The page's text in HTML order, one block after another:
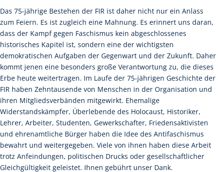
Das 75-jährige Bestehen der FIR ist daher nicht nur ein Anlass
zum Feiern. Es ist zugleich eine Mahnung. Es erinnert uns daran,
dass der Kampf gegen Faschismus kein abgeschlossenes
historisches Kapitel ist, sondern eine der wichtigsten
demokratischen Aufgaben der Gegenwart und der Zukunft. Daher
kommt jenen eine besonders große Verantwortung zu, die dieses
Erbe heute weitertragen. Im Laufe der 75-jährigen Geschichte der
FIR haben Zehntausende von Menschen in der Organisation und
ihren Mitgliedsverbänden mitgewirkt. Ehemalige
Widerstandskämpfer, Überlebende des Holocaust, Historiker,
Lehrer, Arbeiter, Studenten, Gewerkschafter, Friedensaktivisten
und ehrenamtliche Bürger haben die Idee des Antifaschismus
bewahrt und weitergegeben. Viele von ihnen haben diese Arbeit
trotz Anfeindungen, politischen Drucks oder gesellschaftlicher
Gleichgültigkeit geleistet. Ihnen gebührt unser Dank.